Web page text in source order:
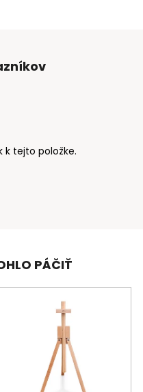
k tejto položke.
PÁČIŤ